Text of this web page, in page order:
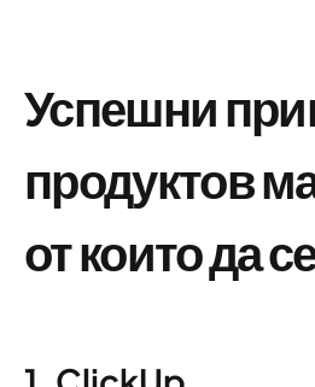
Успешни
продуктов
от които да